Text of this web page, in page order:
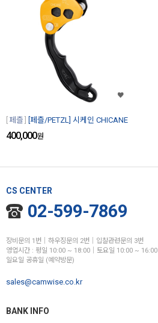
페츨 [페츨/PETZL] 시케인 CHICANE
400,000원
CS CENTER
02-599-7869
장비문의 1번│하우징문의 2번│입찰관련문의 3번
영업시간 : 평일 10:00 ~ 18:00│토요일 10:00 ~ 16:00
일요일 공휴일 (예약방문)
sales@camwise.co.kr
BANK INFO